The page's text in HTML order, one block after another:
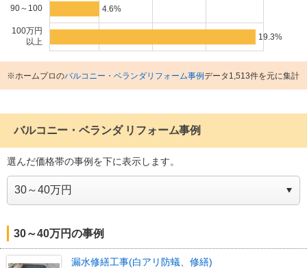
90～100 4.6%
100万円
以上
19.3%
※ホームプロのバルコニー・ベランダリフォーム事例データ1,513件を元に集計
バルコニー・ベランダ リフォーム事例
選んだ価格帯の事例を下に表示します。
30～40万円の事例
漏水修繕工事(白アリ防蟻、修繕)